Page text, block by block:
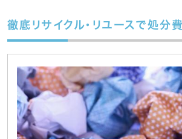
徹底リサイクル・リユースで処分